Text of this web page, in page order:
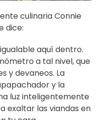
culinaria Connie
dice:
aquí dentro.
a tal nivel, que
y devaneos. La
y la
luz inteligentemente
exaltar las viandas en